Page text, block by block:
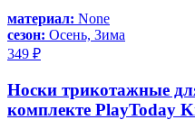
материал: None
сезон: Осень, Зима
349 ₽
Носки трикотажные
комплекте PlayToday